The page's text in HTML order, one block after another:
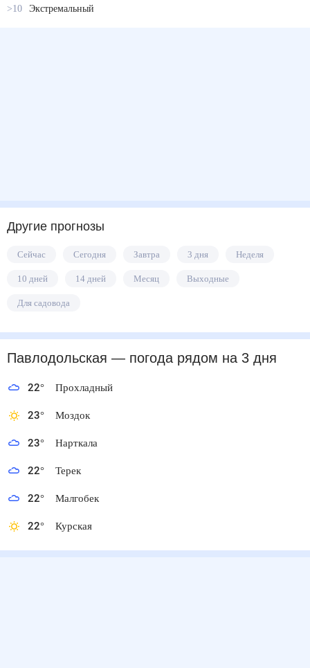
>10
Экстремальный
Другие прогнозы
Сейчас Сегодня Завтра 3 дня Неделя
10 дней 14 дней Месяц Выходные
Для садовода
Павлодольская — погода рядомна 3 дня
22° Прохладный
23° Моздок
23° Нарткала
22° Терек
22° Малгобек
22° Курская